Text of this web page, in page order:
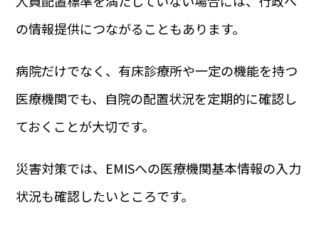
の情報提供につながることもあります。
病院だけでなく、有床診療所や一定の機能を持つ
医療機関でも、自院の配置状況を定期的に確認し
ておくことが大切です。
災害対策では、EMISへの医療機関基本情報の入力
状況も確認したいところです。